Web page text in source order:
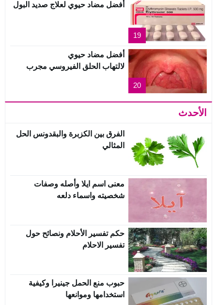
19
أفضل مضاد حيوي لعلاج صديد البول
20
أفضل مضاد حيوي
لالتهاب الحلق الفيروسي مجرب
الأحدث
الفرق بين الكزبرة والبقدونس الحل
المثالي
معنى اسم ايلا وأصله وصفات
شخصيته واسماء دلعه
حكم تفسير الأحلام ونصائح حول
تفسير الاحلام
حبوب منع الحمل جينيرا وكيفية
استخدامها وموانعها